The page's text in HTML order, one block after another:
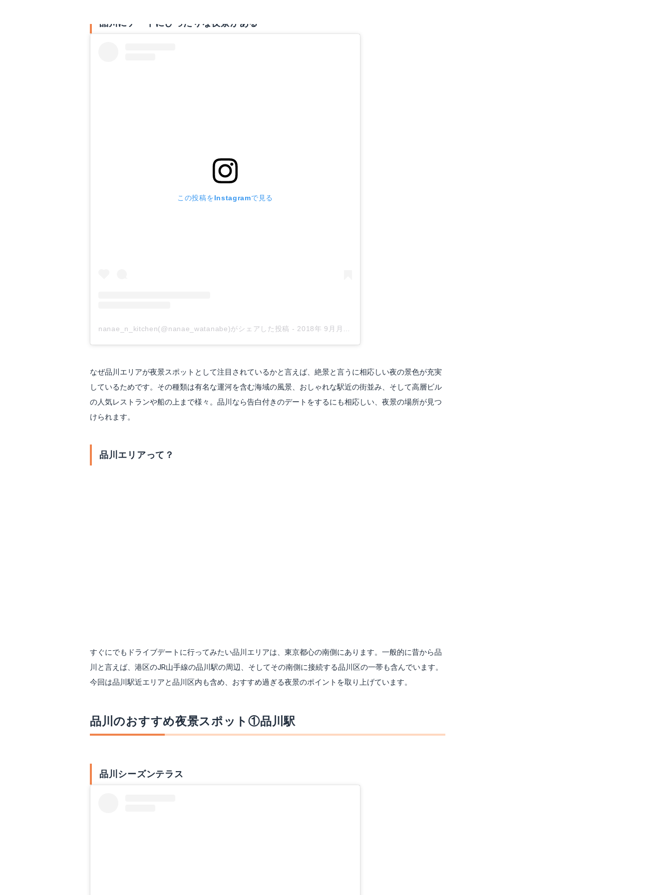
品川にデートにぴったりな夜景がある
この投稿をInstagramで見る
nanae_n_kitchen(@nanae_watanabe)がシェアした投稿 - 2018年 9月月11日午前9時18分PDT
なぜ品川エリアが夜景スポットとして注目されているかと言えば、絶景と言うに相応しい夜の景色が充実
しているためです。その種類は有名な運河を含む海域の風景、おしゃれな駅近の街並み、そして高層ビル
の人気レストランや船の上まで様々。品川なら告白付きのデートをするにも相応しい、夜景の場所が見つ
けられます。
品川エリアって？
すぐにでもドライブデートに行ってみたい品川エリアは、東京都心の南側にあります。一般的に昔から品
川と言えば、港区のJR山手線の品川駅の周辺、そしてその南側に接続する品川区の一帯も含んでいます。
今回は品川駅近エリアと品川区内も含め、おすすめ過ぎる夜景のポイントを取り上げています。
品川のおすすめ夜景スポット①品川駅
品川シーズンテラス